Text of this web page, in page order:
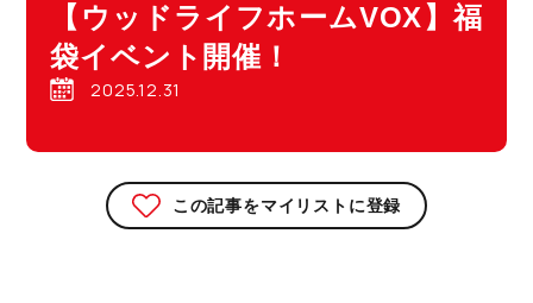
【ウッドライフホームVOX】福
袋イベント開催！
2025.12.31
この記事をマイリストに登録